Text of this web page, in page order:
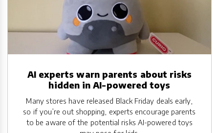
AI experts warn parents about risks
hidden in AI-powered toys
Many stores have released Black Friday deals early,
so if you’re out shopping, experts encourage parents
to be aware of the potential risks AI-powered toys